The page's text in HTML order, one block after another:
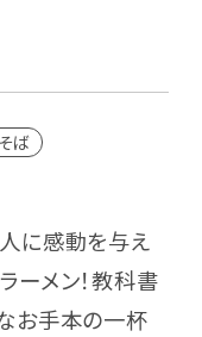
ば
に感動を与え
ーメン！教科書
お手本の一杯